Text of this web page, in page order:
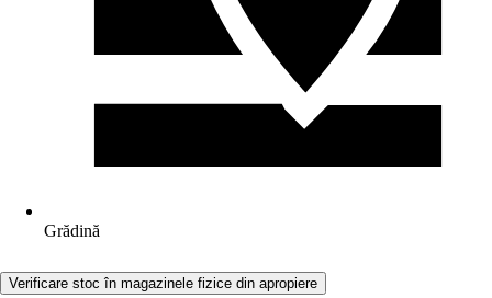
Grădină
Verificare stoc în magazinele fizice din apropiere